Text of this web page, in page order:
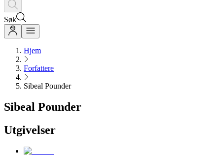
Søk
Hjem
Forfattere
Sibeal Pounder
Sibeal Pounder
Utgivelser